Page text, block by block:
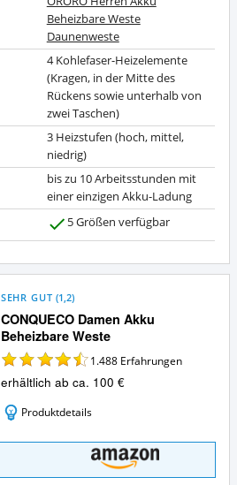
Beheizbare Weste
Daunenweste
4 Kohlefaser-Heizelemente
(Kragen, in der Mitte des
Rückens sowie unterhalb von
zwei Taschen)
3 Heizstufen (hoch, mittel,
niedrig)
bis zu 10 Arbeitsstunden mit
einer einzigen Akku-Ladung
5 Größen verfügbar
CONQUECO Damen Akku
Beheizbare Weste
SEHR GUT (1,2)
1.488 Erfahrungen
erhältlich ab ca. 100 €
Produktdetails